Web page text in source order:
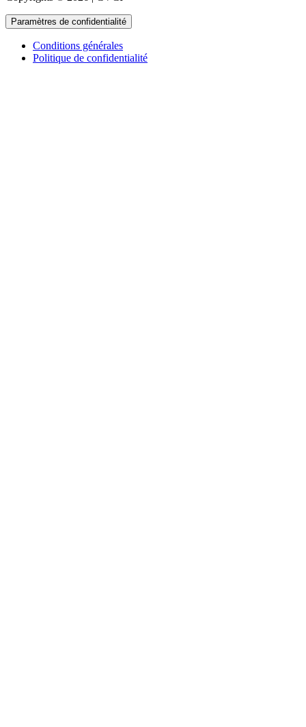
Paramètres de confidentialité
Conditions générales
Politique de confidentialité